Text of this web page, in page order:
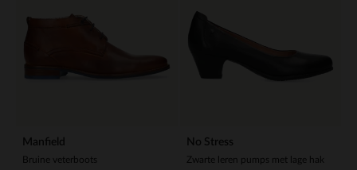
Manfield
Bruine veterboots
No Stress
Zwarte leren pumps met lage hak